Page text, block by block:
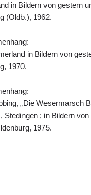
in Bildern von gestern
(Oldb.), 1962.
in Bildern von
1970.
„Die Wesermarsch
Stedingen ; in Bildern
1975.